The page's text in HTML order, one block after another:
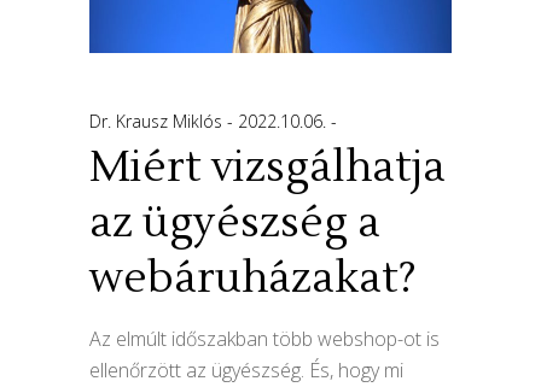
Dr. Krausz Miklós 2022.10.06.
Miért vizsgálhatja
az ügyészség a
webáruházakat?
Az elmúlt időszakban több webshop-ot is
ellenőrzött az ügyészség. És, hogy mi